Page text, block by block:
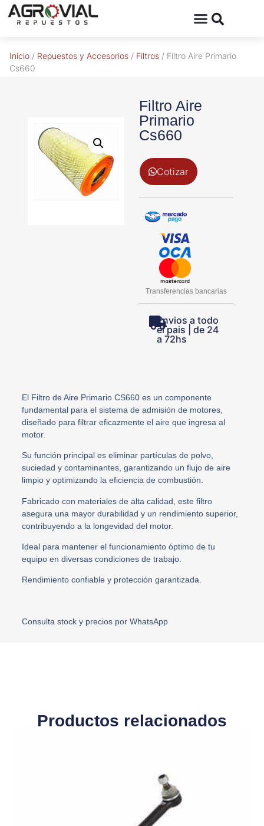
Inicio / Repuestos y Accesorios / Filtros / Filtro Aire Primario
Cs660
Filtro Aire
Primario
Cs660
Cotizar
Transferencias bancarias
Envios a todo
el pais | de 24
a 72hs
El Filtro de Aire Primario CS660 es un componente
fundamental para el sistema de admisión de motores,
diseñado para filtrar eficazmente el aire que ingresa al
motor.
Su función principal es eliminar partículas de polvo,
suciedad y contaminantes, garantizando un flujo de aire
limpio y optimizando la eficiencia de combustión.
Fabricado con materiales de alta calidad, este filtro
asegura una mayor durabilidad y un rendimiento superior,
contribuyendo a la longevidad del motor.
Ideal para mantener el funcionamiento óptimo de tu
equipo en diversas condiciones de trabajo.
Rendimiento confiable y protección garantizada.
Consulta stock y precios por WhatsApp
Productos relacionados